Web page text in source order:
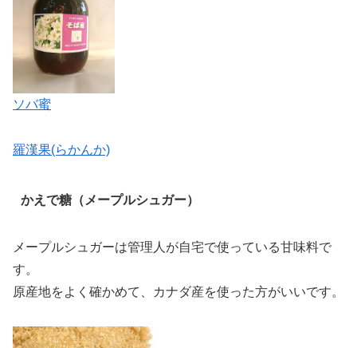
ソバ蜜
羅漢果(らかんか)
かえで糖（メープルシュガー）
メープルシュガーは管理人が自宅で使っている甘味料で
す。
原産地をよく確かめて、カナダ産を使った方がいいです。